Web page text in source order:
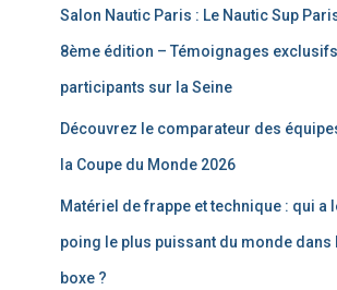
Salon Nautic Paris : Le Nautic Sup
8ème édition – Témoignages
participants sur la Seine
Découvrez le comparateur des
la Coupe du Monde 2026
Matériel de frappe et technique : qui a
poing le plus puissant du monde dans
boxe ?